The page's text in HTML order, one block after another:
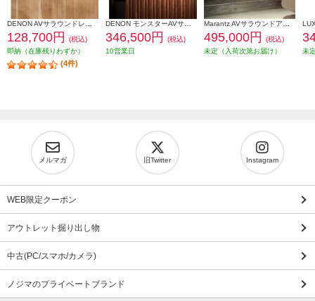
128,700円
(税込)
即納（在庫残りわずか）
(4件)
346,500円
(税込)
10営業日
495,000円
(税込)
未定（入荷次第お届け）
未
メルマガ 旧Twitter Instagram
WEB限定クーポン
アウトレット掘り出し物
中古(PC/スマホ/カメラ)
ノジマのプライベートブランド